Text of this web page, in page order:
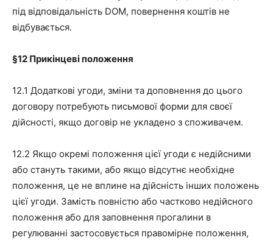
під відповідальність DOM, повернення коштів не
відбувається.
§12 Прикінцеві положення
12.1 Додаткові угоди, зміни та доповнення до цього
договору потребують письмової форми для своєї
дійсності, якщо договір не укладено з споживачем.
12.2 Якщо окремі положення цієї угоди є недійсними
або стануть такими, або якщо відсутнє необхідне
положення, це не вплине на дійсність інших положень
цієї угоди. Замість повністю або частково недійсного
положення або для заповнення прогалини в
регулюванні застосовується правомірне положення,